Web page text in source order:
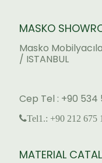
MASKO
Masko
/ ISTANBUL
Cep Tel : +90 534
Tel1.: +90 212 675
MATERIAL